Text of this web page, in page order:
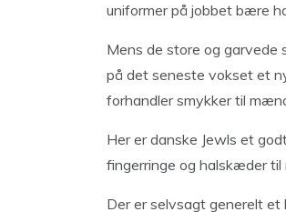
uniformer på jobbet bære
Mens de store og
på det seneste vokset et
forhandler smykker til
Her er danske Jewls et
fingerringe og halskæder
Der er selvsagt generelt